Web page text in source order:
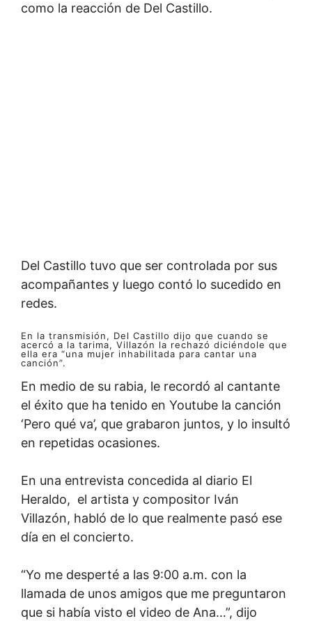
como la reacción de Del Castillo.
Del Castillo tuvo que ser controlada por sus
acompañantes y luego contó lo sucedido en
redes.
En la transmisión, Del Castillo dijo que cuando se
acercó a la tarima, Villazón la rechazó diciéndole que
ella era “una mujer inhabilitada para cantar una
canción”.
En medio de su rabia, le recordó al cantante
el éxito que ha tenido en Youtube la canción
‘Pero qué va’, que grabaron juntos, y lo insultó
en repetidas ocasiones.
En una entrevista concedida al diario El
Heraldo, el artista y compositor Iván
Villazón, habló de lo que realmente pasó ese
día en el concierto.
“Yo me desperté a las 9:00 a.m. con la
llamada de unos amigos que me preguntaron
que si había visto el video de Ana…”, dijo